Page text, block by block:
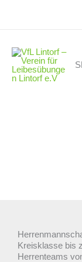
Kreisklasse bis
Herrenteams